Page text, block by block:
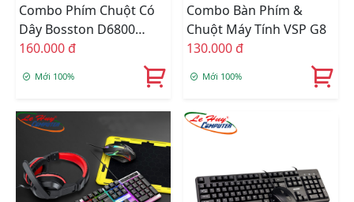
Combo Phím Chuột Có
Dây Bosston D6800
TRẮNG
160.000 đ
Mới 100%
Combo Bàn Phím &
Chuột Máy Tính VSP G8
130.000 đ
Mới 100%